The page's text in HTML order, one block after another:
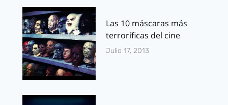
Las 10 máscaras más
terroríficas del cine
Julio 17, 2013